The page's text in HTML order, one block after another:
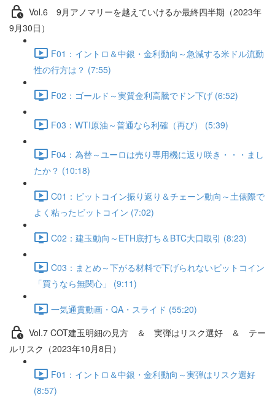
Vol.6 9⽉アノマリーを越えていけるか最終四半期（2023年
9月30日）
F01：イントロ＆中銀・金利動向～急減する米ドル流動
性の行方は？ (7:55)
F02：ゴールド～実質金利高騰でドン下げ (6:52)
F03：WTI原油～普通なら利確（再び） (5:39)
F04：為替～ユーロは売り専用機に返り咲き・・・まし
たか？ (10:18)
C01：ビットコイン振り返り＆チェーン動向～土俵際で
よく粘ったビットコイン (7:02)
C02：建玉動向～ETH底打ち＆BTC大口取引 (8:23)
C03：まとめ～下がる材料で下げられないビットコイン
「買うなら無関心」 (9:11)
一気通貫動画・QA・スライド (55:20)
Vol.7 COT建⽟明細の⾒⽅ ＆ 実弾はリスク選好 ＆ テー
ルリスク（2023年10月8日）
F01：イントロ＆中銀・金利動向～実弾はリスク選好
(8:57)